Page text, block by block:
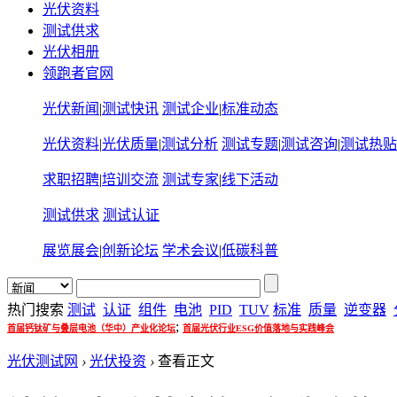
光伏资料
测试供求
光伏相册
领跑者官网
光伏新闻 |测试快讯 测试企业|标准动态
光伏资料|光伏质量|测试分析 测试专题|测试咨询|测试热贴
求职招聘|培训交流 测试专家|线下活动
测试供求 测试认证
展览展会|创新论坛 学术会议|低碳科普
热门搜索 测试 认证 组件 电池 PID TUV 标准 质量 逆变器
首届钙钛矿与叠层电池（华中）产业化论坛; 首届光伏行业ESG价值落地与实践峰会
光伏测试网 › 光伏投资 › 查看正文